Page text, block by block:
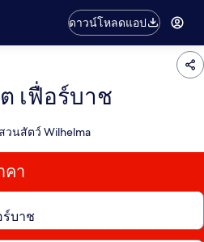
ดาวน์โหลดแอป
เฟื่อร์บาช
วนสัตว์ Wilhelma
คา